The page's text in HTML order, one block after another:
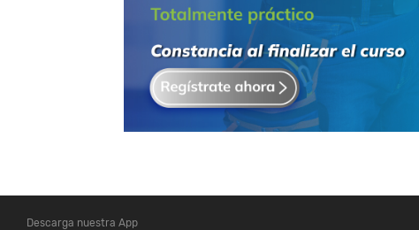
Descarga nuestra App